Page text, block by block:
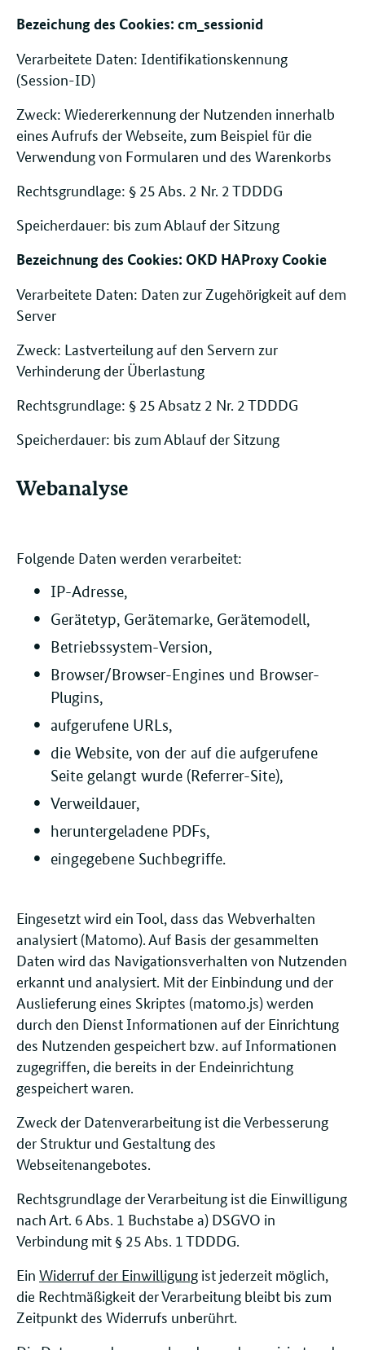
Bezeichung des Cookies: cm_sessionid
Verarbeitete Daten: Identifikationskennung
(Session-ID)
Zweck: Wiedererkennung der Nutzenden innerhalb
eines Aufrufs der Webseite, zum Beispiel für die
Verwendung von Formularen und des Warenkorbs
Rechtsgrundlage: § 25 Abs. 2 Nr. 2 TDDDG
Speicherdauer: bis zum Ablauf der Sitzung
Bezeichnung des Cookies: OKD HAProxy Cookie
Verarbeitete Daten: Daten zur Zugehörigkeit auf dem
Server
Zweck: Lastverteilung auf den Servern zur
Verhinderung der Überlastung
Rechtsgrundlage: § 25 Absatz 2 Nr. 2 TDDDG
Speicherdauer: bis zum Ablauf der Sitzung
Webanalyse
Folgende Daten werden verarbeitet:
IP-Adresse,
Gerätetyp, Gerätemarke, Gerätemodell,
Betriebssystem-Version,
Browser/Browser-Engines und Browser-
Plugins,
aufgerufene URLs,
die Website, von der auf die aufgerufene
Seite gelangt wurde (Referrer-Site),
Verweildauer,
heruntergeladene PDFs,
eingegebene Suchbegriffe.
Eingesetzt wird ein Tool, dass das Webverhalten
analysiert (Matomo). Auf Basis der gesammelten
Daten wird das Navigationsverhalten von Nutzenden
erkannt und analysiert. Mit der Einbindung und der
Auslieferung eines Skriptes (matomo.js) werden
durch den Dienst Informationen auf der Einrichtung
des Nutzenden gespeichert bzw. auf Informationen
zugegriffen, die bereits in der Endeinrichtung
gespeichert waren.
Zweck der Datenverarbeitung ist die Verbesserung
der Struktur und Gestaltung des
Webseitenangebotes.
Rechtsgrundlage der Verarbeitung ist die Einwilligung
nach Art. 6 Abs. 1 Buchstabe a) DSGVO in
Verbindung mit § 25 Abs. 1 TDDDG.
Ein Widerruf der Einwilligung ist jederzeit möglich,
die Rechtmäßigkeit der Verarbeitung bleibt bis zum
Zeitpunkt des Widerrufs unberührt.